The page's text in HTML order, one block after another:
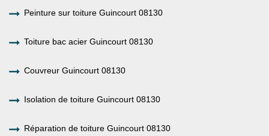
Peinture sur toiture Guincourt 08130
Toiture bac acier Guincourt 08130
Couvreur Guincourt 08130
Isolation de toiture Guincourt 08130
Réparation de toiture Guincourt 08130